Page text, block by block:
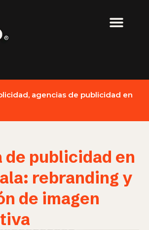
, agencias de publicidad en
de publicidad en
rebranding y
de imagen